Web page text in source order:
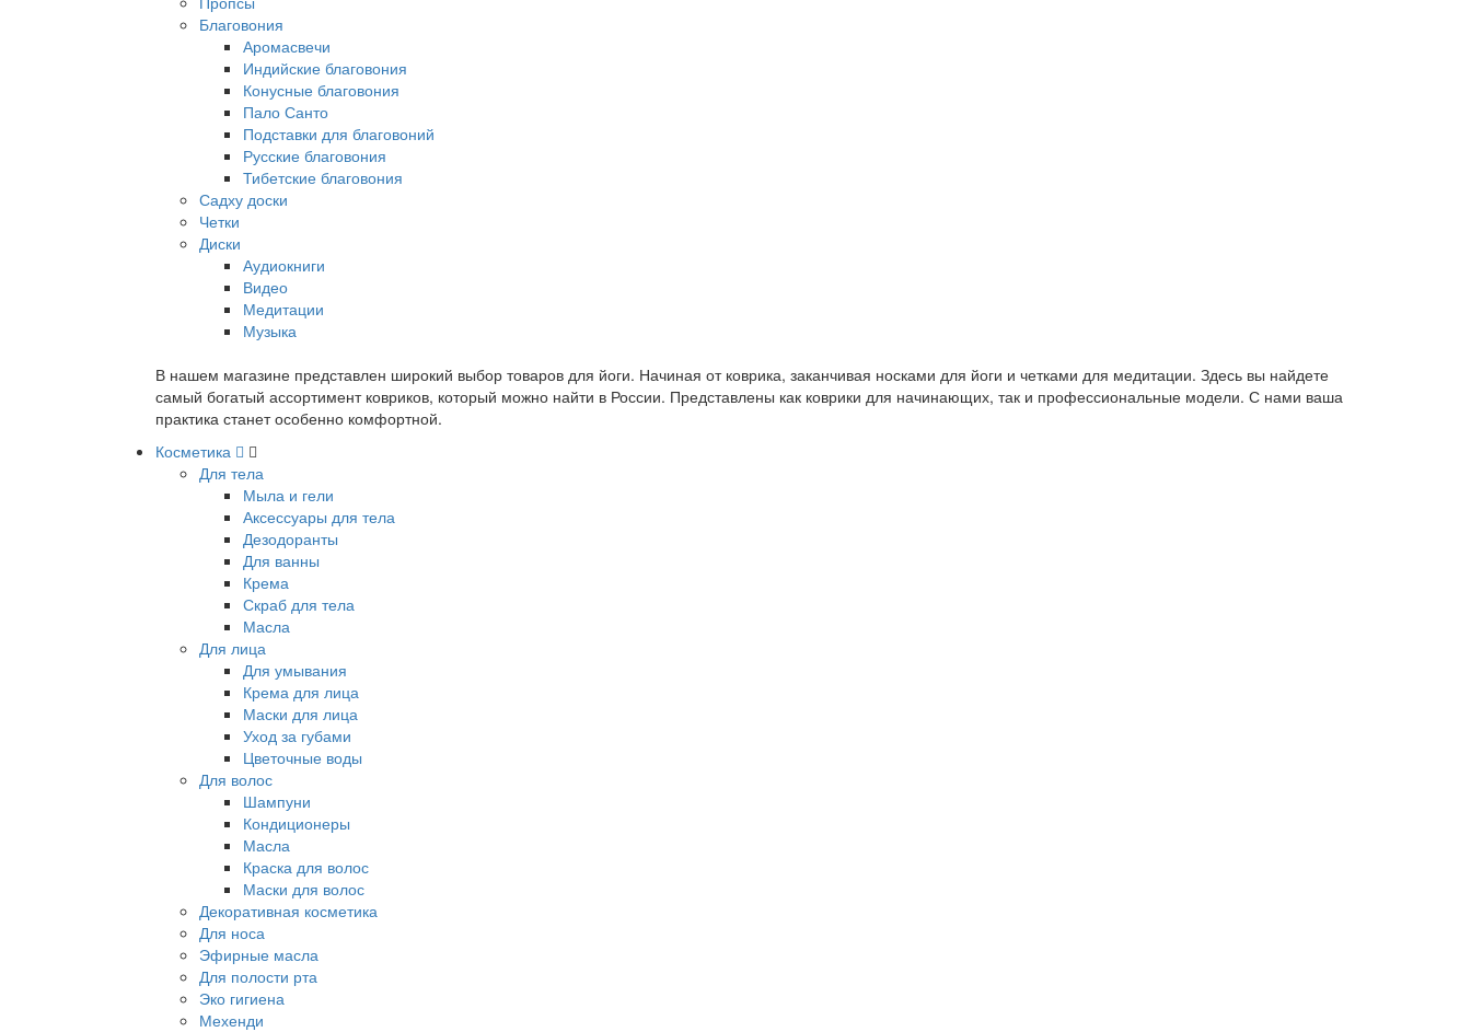
Благовония
Аромасвечи
Индийские благовония
Конусные благовония
Пало Санто
Подставки для благовоний
Русские благовония
Тибетские благовония
Садху доски
Четки
Диски
Аудиокниги
Видео
Медитации
Музыка
В нашем магазине представлен широкий выбор товаров для йоги. Начиная от коврика, заканчивая носками для йоги и четками для медитации. Здесь вы найдете
самый богатый ассортимент ковриков, который можно найти в России. Представлены как коврики для начинающих, так и профессиональные модели. С нами ваша
практика станет особенно комфортной.
Косметика
Для тела
Мыла и гели
Аксессуары для тела
Дезодоранты
Для ванны
Крема
Скраб для тела
Масла
Для лица
Для умывания
Крема для лица
Маски для лица
Уход за губами
Цветочные воды
Для волос
Шампуни
Кондиционеры
Масла
Краска для волос
Маски для волос
Декоративная косметика
Для носа
Эфирные масла
Для полости рта
Эко гигиена
Мехенди